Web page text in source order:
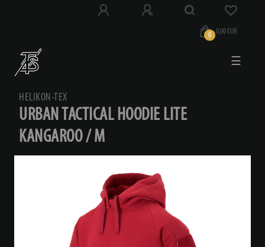
0 0,00 EUR
☰
HELIKON-TEX
URBAN TACTICAL HOODIE LITE
KANGAROO / M